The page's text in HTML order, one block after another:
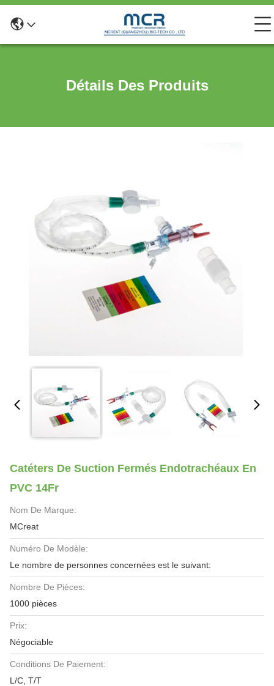
Détails Des Produits
Catéters De Suction Fermés Endotrachéaux En
PVC 14Fr
Nom De Marque:
MCreat
Numéro De Modèle:
Le nombre de personnes concernées est le suivant:
Nombre De Pièces:
1000 pièces
Prix:
Négociable
Conditions De Paiement:
L/C, T/T